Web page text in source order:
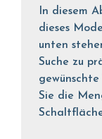
In diesem
dieses
unten
Suche zu
Sie die